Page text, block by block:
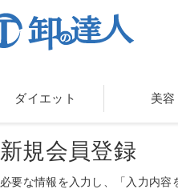
ダイエット 美容
新規会員登録
必要な情報を入力し、「入力内容